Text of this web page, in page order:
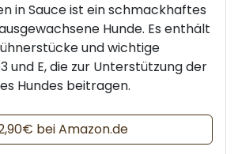
in Sauce ist ein schmackhaftes
Hunde. Es enthält
und wichtige
und E, die zur Unterstützung der
Hundes beitragen.
bei Amazon.de